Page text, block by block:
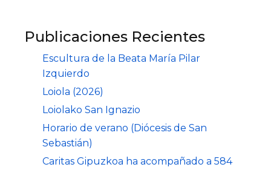
Publicaciones Recientes
Escultura de la Beata María Pilar
Izquierdo
Loiola (2026)
Loiolako San Ignazio
Horario de verano (Diócesis de San
Sebastián)
Caritas Gipuzkoa ha acompañado a 584